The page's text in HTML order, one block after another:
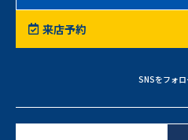
来店予約
SNSをフォロ